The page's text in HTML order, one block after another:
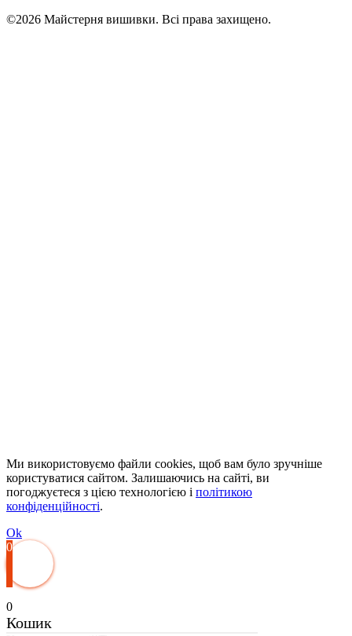
©2026 Майстерня вишивки. Всі права захищено.
Ми використовуємо файли cookies, щоб вам було зручніше
користуватися сайтом. Залишаючись на сайті, ви
погоджуєтеся з цією технологією і політикою
конфіденційності.
Ok
0
0
Кошик